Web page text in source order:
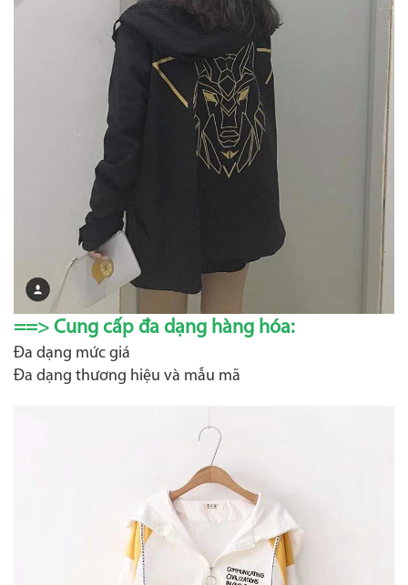
==> Cung cấp đa dạng hàng hóa:
Đa dạng mức giá
Đa dạng thương hiệu và mẫu mã